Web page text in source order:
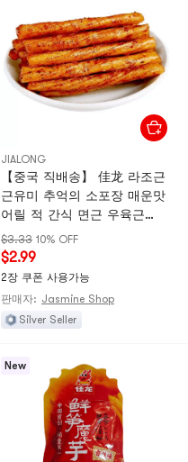
JIALONG
【중국 직배송】 佳龙 라조근
근유미 추억의 소포장 매운맛
어릴 적 간식 면근 우육근
18g*3개
$3.33 10% OFF
$2.99
2장 쿠폰 사용가능
판매자: Jasmine Shop
Silver Seller
New